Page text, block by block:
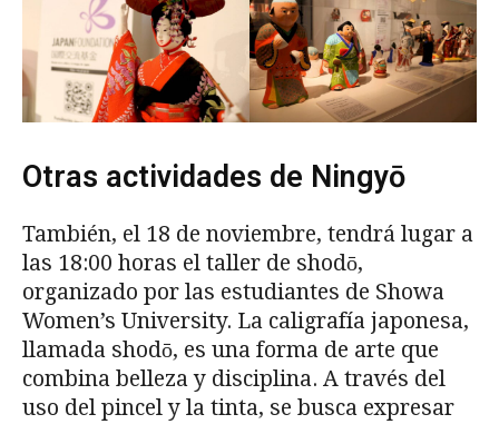
Otras actividades de Ningyō
También, el 18 de noviembre, tendrá lugar a
las 18:00 horas el taller de shodō,
organizado por las estudiantes de Showa
Women’s University. La caligrafía japonesa,
llamada shodō, es una forma de arte que
combina belleza y disciplina. A través del
uso del pincel y la tinta, se busca expresar